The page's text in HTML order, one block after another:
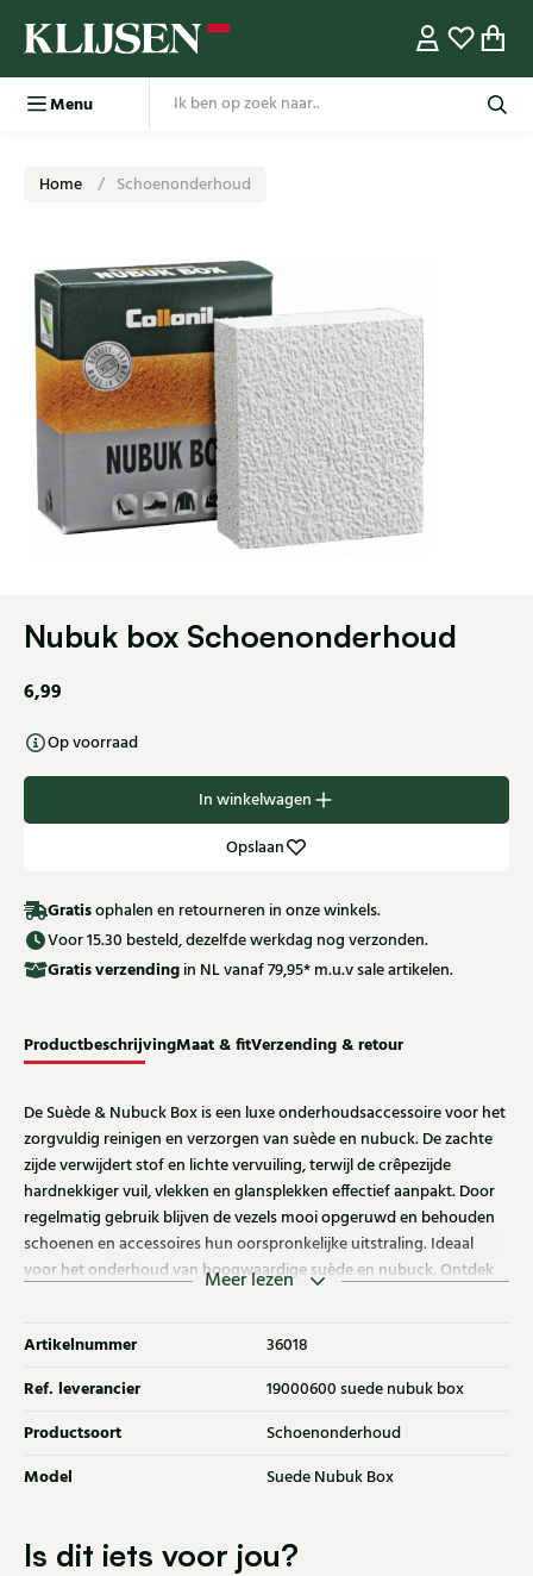
Menu
Home Schoenonderhoud
Nubuk box Schoenonderhoud
6,99
Op voorraad
In winkelwagen
Opslaan
Gratisophalen en retourneren in onze winkels.
Voor 15.30 besteld, dezelfde werkdag nog verzonden.
Gratisverzending in NL vanaf 79,95* m.u.v sale artikelen.
ProductbeschrijvingMaat & fitVerzending & retour
De Suède & Nubuck Box is een luxe onderhoudsaccessoire voor het
zorgvuldig reinigen en verzorgen van suède en nubuck. De zachte
zijde verwijdert stof en lichte vervuiling, terwijl de crêpezijde
hardnekkiger vuil, vlekken en glansplekken effectief aanpakt. Door
regelmatig gebruik blijven de vezels mooi opgeruwd en behouden
schoenen en accessoires hun oorspronkelijke uitstraling. Ideaal
voor het onderhoud van hoogwaardige suède en nubuck. Ontdek
Meer lezen
Artikelnummer 36018
Ref. leverancier 19000600 suede nubuk box
Productsoort Schoenonderhoud
Model Suede Nubuk Box
Is dit iets voor jou?